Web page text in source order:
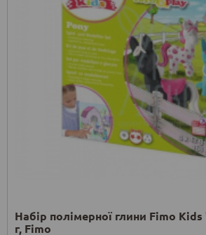
Набір полімерної глини Fimo
г, Fimo